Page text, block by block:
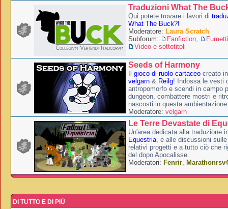
Traduzioni What The
Qui potete trovare i lavori di
What The Buck?!
Moderatore: Laura Scratch
Subforum:
Fanfiction,
Fumetti
Video e sottotitoli
Seeds of Harmony
gioco di ruolo cartaceo creato
velgarn & Reilg! Indossa le vesti
antropomorfo e scendi in campo
dungeon, combattere mostri e
nascosti in questa
Moderatore: velgarn
Le Terre Devastate di
Un'area dedicata alla traduzione
Equestria, e alle discussioni
relativi progetti e a tutto ciò che
del dopo Apocalisse.
Moderatori: Fenrir,
DI TUTTO E DI PIÙ